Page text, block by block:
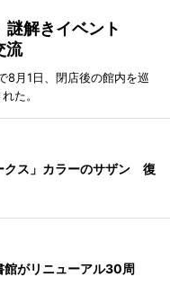
謎解きイベント
流
8月1日、閉店後の館内を巡
た。
クス」カラーのサザン 復
館がリニューアル30周